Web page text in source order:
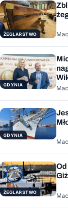
ŻEGLARSTWO
GDYNIA
GDYNIA
ŻEGLARSTWO